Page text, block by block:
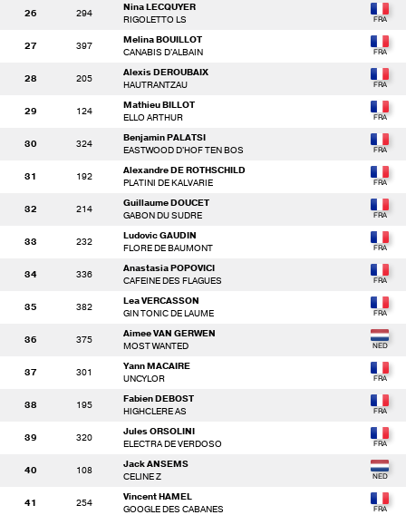
26 294
Nina LECQUYER
RIGOLETTO LS
27 397
Melina BOUILLOT
CANABIS D'ALBAIN
28 205
Alexis DEROUBAIX
HAUTRANTZAU
29 124
Mathieu BILLOT
ELLO ARTHUR
30 324
Benjamin PALATSI
EASTWOOD D'HOF TEN BOS
31 192
Alexandre DE ROTHSCHILD
PLATINI DE KALVARIE
32 214
Guillaume DOUCET
GABON DU SUDRE
33 232
Ludovic GAUDIN
FLORE DE BAUMONT
34 336
Anastasia POPOVICI
CAFEINE DES FLAGUES
35 382
Lea VERCASSON
GIN TONIC DE LAUME
36 375
Aimee VAN GERWEN
MOST WANTED
37 301
Yann MACAIRE
UNCYLOR
38 195
Fabien DEBOST
HIGHCLERE AS
39 320
Jules ORSOLINI
ELECTRA DE VERDOSO
40 108
Jack ANSEMS
CELINE Z
41 254
Vincent HAMEL
GOOGLE DES CABANES